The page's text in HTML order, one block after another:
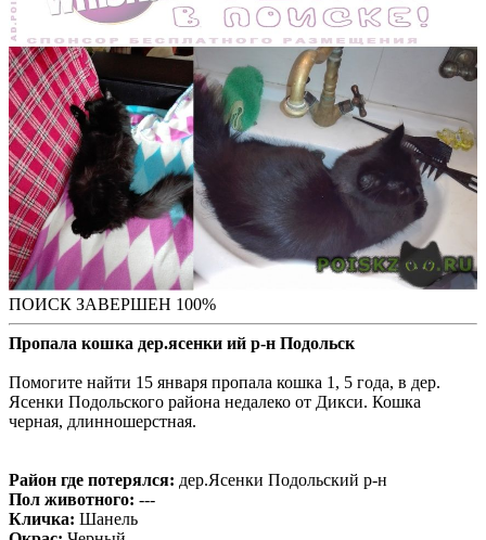
ПОИСК ЗАВЕРШЕН 100%
Пропала кошка дер.ясенки ий р-н Подольск
Помогите найти 15 января пропала кошка 1, 5 года, в дер.
Ясенки Подольского района недалеко от Дикси. Кошка
черная, длинношерстная.
Район где потерялся: дер.Ясенки Подольский р-н
Пол животного: ---
Кличка: Шанель